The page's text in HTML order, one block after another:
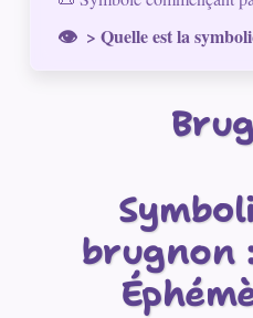
> Quelle est la
brugnon